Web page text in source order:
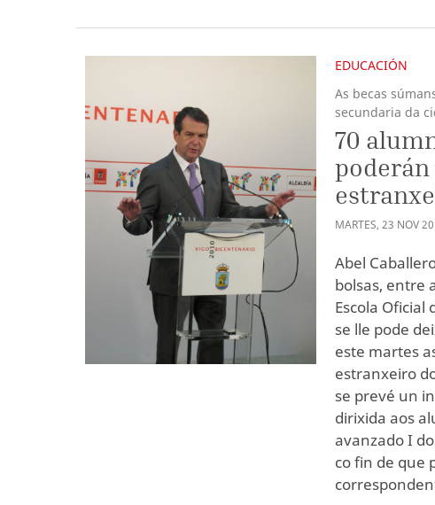
EDUCACIÓN
As becas
secundaria da
70
MARTES,23 NOV
Abel
bolsas, entre
Escola
se lle pode
este martes
estranxeiro
se prevé un
dirixida aos
avanzado I
co fin de que